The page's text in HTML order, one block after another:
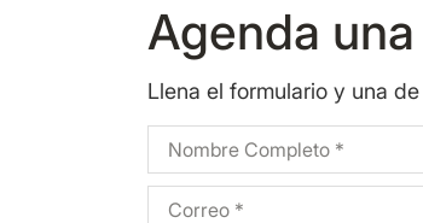
Agenda
Llena el formulario y una